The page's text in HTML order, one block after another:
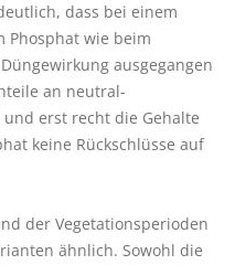
dass bei einem
Phosphat wie beim
ausgegangen
an neutral-
erst recht die Gehalte
keine Rückschlüsse auf
der Vegetationsperioden
ähnlich. Sowohl die